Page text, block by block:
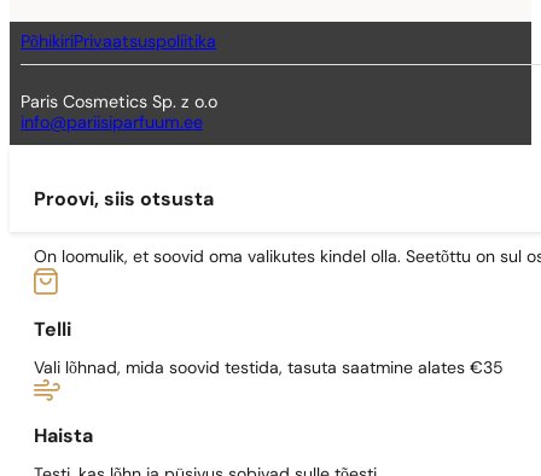
PõhikiriPrivaatsuspoliitika
Paris Cosmetics Sp. z o.o
info@pariisiparfuum.ee
Proovi, siis otsusta
On loomulik, et soovid oma valikutes kindel olla. Seetõttu on sul
Telli
Vali lõhnad, mida soovid testida, tasuta saatmine alates €35
Haista